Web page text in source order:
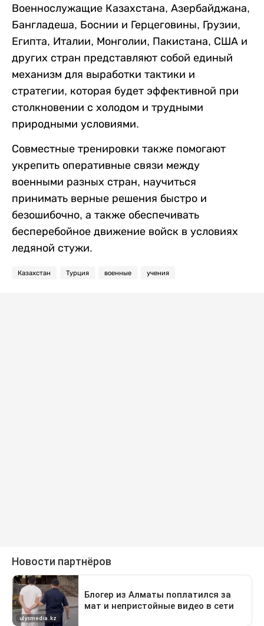
Военнослужащие Казахстана, Азербайджана,
Бангладеша, Боснии и Герцеговины, Грузии,
Египта, Италии, Монголии, Пакистана, США и
других стран представляют собой единый
механизм для выработки тактики и
стратегии, которая будет эффективной при
столкновении с холодом и трудными
природными условиями.
Совместные тренировки также помогают
укрепить оперативные связи между
военными разных стран, научиться
принимать верные решения быстро и
безошибочно, а также обеспечивать
бесперебойное движение войск в условиях
ледяной стужи.
Казахстан Турция военные учения